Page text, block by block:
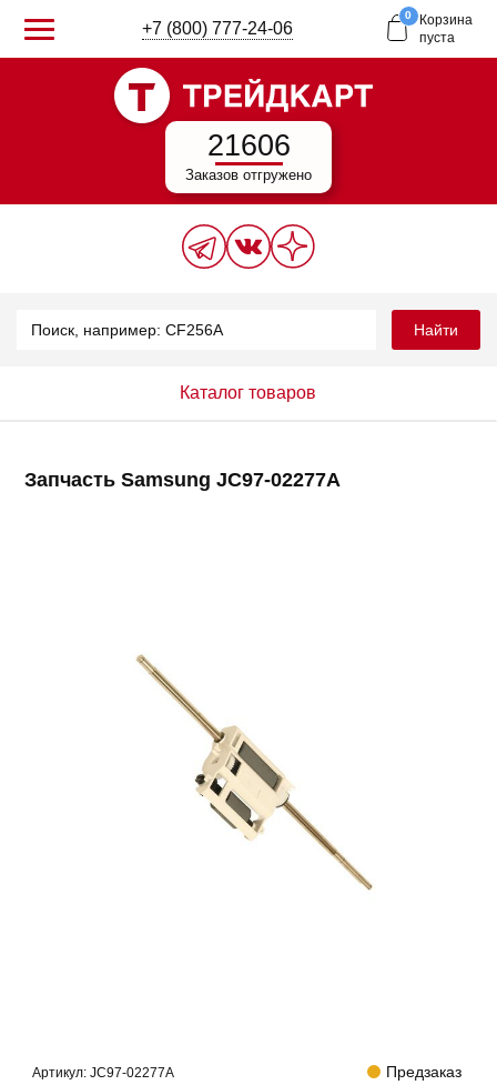
+7 (800) 777-24-06
0
Корзина
пуста
21606
Заказов отгружено
Найти
Каталог товаров
Запчасть Samsung JC97-02277A
Артикул:JC97-02277A Предзаказ